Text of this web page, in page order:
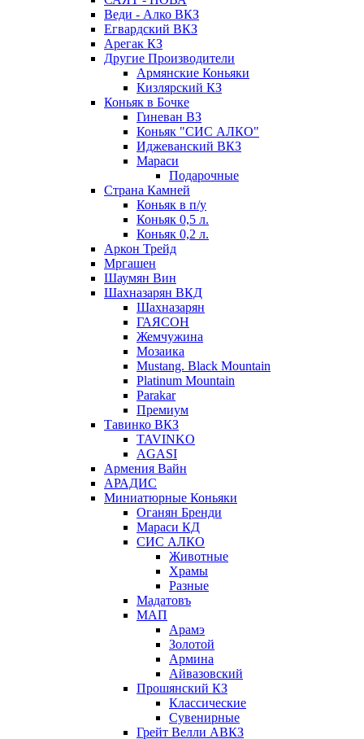
Веди - Алко ВКЗ
Егвардский ВКЗ
Арегак КЗ
Другие Производители
Армянские Коньяки
Кизлярский КЗ
Коньяк в Бочке
Гиневан ВЗ
Коньяк "СИС АЛКО"
Иджеванский ВКЗ
Мараси
Подарочные
Страна Камней
Коньяк в п/у
Коньяк 0,5 л.
Коньяк 0,2 л.
Аркон Трейд
Мргашен
Шаумян Вин
Шахназарян ВКД
Шахназарян
ГАЯСОН
Жемчужина
Мозаика
Mustang. Black Mountain
Platinum Mountain
Parakar
Премиум
Тавинко ВКЗ
TAVINKO
AGASI
Армения Вайн
АРАДИС
Миниатюрные Коньяки
Оганян Бренди
Мараси КД
СИС АЛКО
Животные
Храмы
Разные
Мадатовъ
МАП
Арамэ
Золотой
Армина
Айвазовский
Прошянский КЗ
Классические
Сувенирные
Грейт Велли АВКЗ